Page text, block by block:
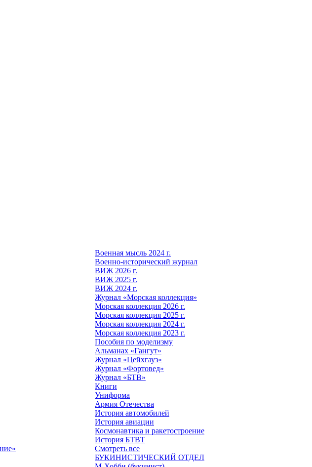
Военная мысль 2024 г.
Военно-исторический журнал
ВИЖ 2026 г.
ВИЖ 2025 г.
ВИЖ 2024 г.
Журнал «Морская коллекция»
Морская коллекция 2026 г.
Морская коллекция 2025 г.
Морская коллекция 2024 г.
Морская коллекция 2023 г.
Пособия по моделизму
Альманах «Гангут»
Журнал «Цейхгауз»
Журнал «Фортовед»
Журнал «БТВ»
Книги
Униформа
Армия Отечества
История автомобилей
История авиации
Космонавтика и ракетостроение
История БТВТ
Смотреть все
БУКИНИСТИЧЕСКИЙ ОТДЕЛ